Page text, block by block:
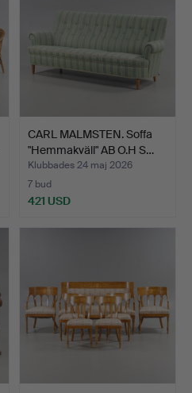
CARL MALMSTEN. Soffa
"Hemmakväll" AB O.H S…
Klubbades 24 maj 2026
7 bud
421 USD